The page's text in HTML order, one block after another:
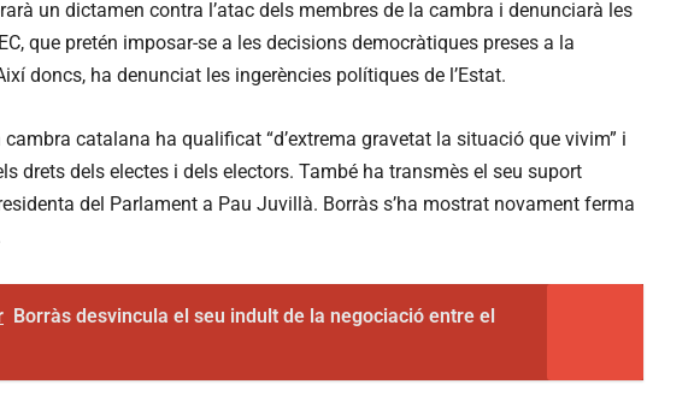
un dictamen contra l’atac dels membres de la cambra i denunciarà les
, que pretén imposar-se a les decisions democràtiques preses a la
doncs, ha denunciat les ingerències polítiques de l’Estat.
catalana ha qualificat “d’extrema gravetat la situació que vivim” i
drets dels electes i dels electors. També ha transmès el seu suport
del Parlament a Pau Juvillà. Borràs s’ha mostrat novament ferma
Borràs desvincula el seu indult de la negociació entre el